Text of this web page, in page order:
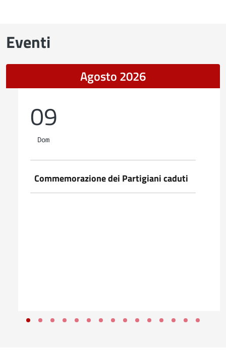
Eventi
Agosto 2026
09
Dom
Commemorazione dei Partigiani caduti